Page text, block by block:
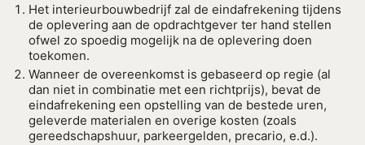
Het interieurbouwbedrijf zal de eindafrekening tijdens
de oplevering aan de opdrachtgever ter hand stellen
ofwel zo spoedig mogelijk na de oplevering doen
toekomen.
Wanneer de overeenkomst is gebaseerd op regie (al
dan niet in combinatie met een richtprijs), bevat de
eindafrekening een opstelling van de bestede uren,
geleverde materialen en overige kosten (zoals
gereedschapshuur, parkeergelden, precario, e.d.).